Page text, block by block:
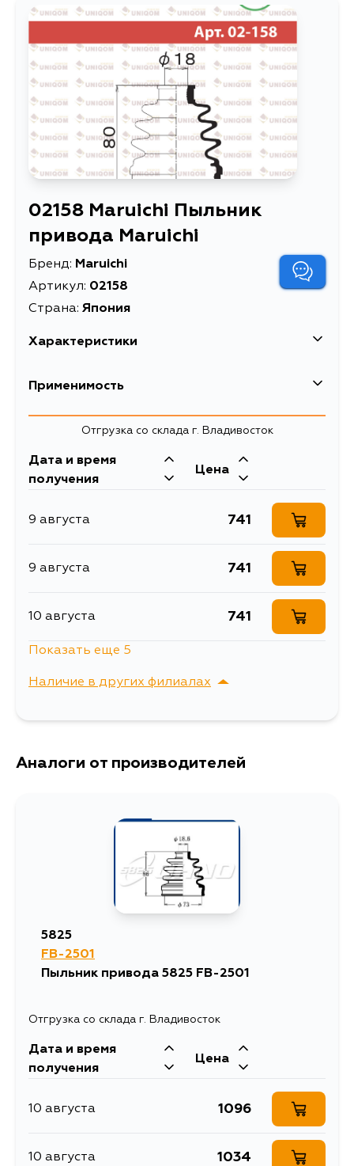
02158 Maruichi Пыльник
привода Maruichi
Бренд: Maruichi
Артикул: 02158
Страна: Япония
Характеристики
Описание
Применимость
Honda
Кузов Двигатель
ECA1, ECA, E07Z
Отгрузка со склада г. Владивосток
Дата и время
получения
Цена
9 августа 741
9 августа 741
10 августа 741
14 августа 883
Показать еще 5
Наличие в других филиалах
г. Владивосток,
Аналоги от производителей
5825
FB-2501
Пыльник привода 5825 FB-2501
Отгрузка со склада г. Владивосток
Дата и время
получения
Цена
10 августа 1096
10 августа 1034